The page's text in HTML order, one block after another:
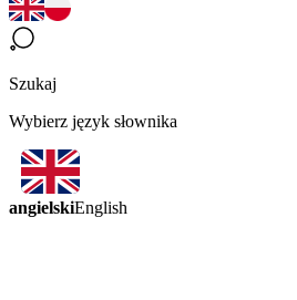
Szukaj
Wybierz język słownika
angielskiEnglish